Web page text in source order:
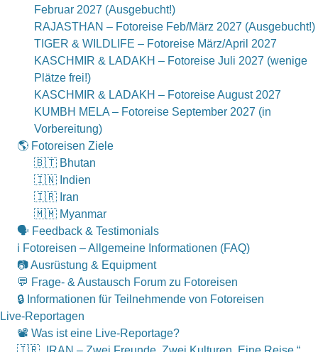
Februar 2027 (Ausgebucht!)
RAJASTHAN – Fotoreise Feb/März 2027 (Ausgebucht!)
TIGER & WILDLIFE – Fotoreise März/April 2027
KASCHMIR & LADAKH – Fotoreise Juli 2027 (wenige
Plätze frei!)
KASCHMIR & LADAKH – Fotoreise August 2027
KUMBH MELA – Fotoreise September 2027 (in
Vorbereitung)
🌎 Fotoreisen Ziele
🇧🇹 Bhutan
🇮🇳 Indien
🇮🇷 Iran
🇲🇲 Myanmar
🗣 Feedback & Testimonials
ℹ️ Fotoreisen – Allgemeine Informationen (FAQ)
📷 Ausrüstung & Equipment
💬 Frage- & Austausch Forum zu Fotoreisen
🔒 Informationen für Teilnehmende von Fotoreisen
Live-Reportagen
📽 Was ist eine Live-Reportage?